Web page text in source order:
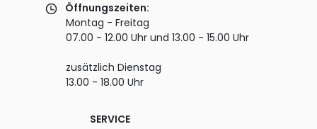
Öffnungszeiten:
Montag - Freitag
07.00 - 12.00 Uhr und 13.00 - 15.00 Uhr
zusätzlich Dienstag
13.00 - 18.00 Uhr
SERVICE